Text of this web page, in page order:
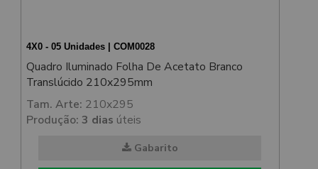
4X0 - 05 Unidades | COM0028
Quadro Iluminado Folha De Acetato Branco
Translúcido 210x295mm
Tam. Arte: 210x295
Produção: 3 dias úteis
Gabarito